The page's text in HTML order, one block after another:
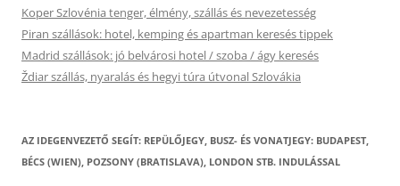
Koper Szlovénia tenger, élmény, szállás és nevezetesség
Piran szállások: hotel, kemping és apartman keresés tippek
Madrid szállások: jó belvárosi hotel / szoba / ágy keresés
Ždiar szállás, nyaralás és hegyi túra útvonal Szlovákia
AZ IDEGENVEZETŐ SEGÍT: REPÜLŐJEGY, BUSZ- ÉS VONATJEGY: BUDAPEST,
BÉCS (WIEN), POZSONY (BRATISLAVA), LONDON STB. INDULÁSSAL